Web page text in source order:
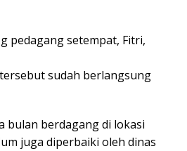
pedagang setempat, Fitri,
sudah berlangsung
bulan berdagang di lokasi
juga diperbaiki oleh dinas